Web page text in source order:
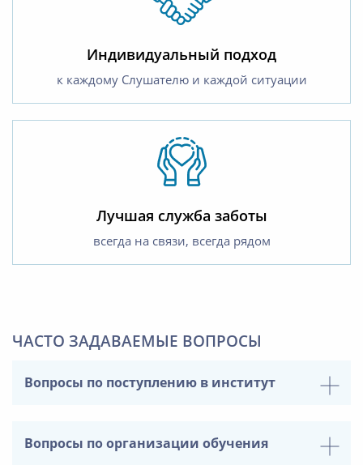
Индивидуальный подход
к каждому Слушателю и каждой ситуации
Лучшая служба заботы
всегда на связи, всегда рядом
ЧАСТО ЗАДАВАЕМЫЕ ВОПРОСЫ
Вопросы по поступлению в институт
Вопросы по организации обучения